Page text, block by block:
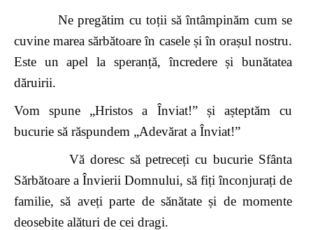
Ne pregătim cu toții să întâmpinăm cum se
cuvine marea sărbătoare în casele și în orașul nostru.
Este un apel la speranță, încredere și bunătatea
dăruirii.
Vom spune „Hristos a Înviat!” și așteptăm cu
bucurie să răspundem „Adevărat a Înviat!”
Vă doresc să petreceți cu bucurie Sfânta
Sărbătoare a Învierii Domnului, să fiți înconjurați de
familie, să aveți parte de sănătate și de momente
deosebite alături de cei dragi.